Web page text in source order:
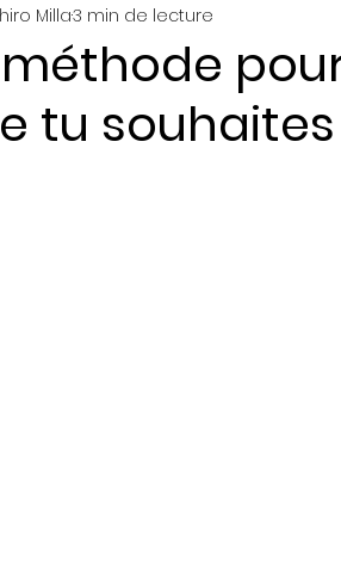
shooting photo
Engagements
méthode
tu souhaites
Milla3 min de lecture